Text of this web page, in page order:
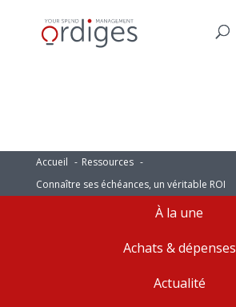
Accueil
Ressources
Connaître ses échéances, un véritable ROI
À la une
Achats & dépenses
Actualité